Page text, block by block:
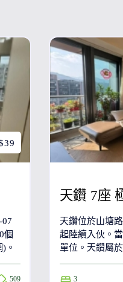
個
。
509
天鑽 7座
天鑽位於山塘
起陸續入伙。
單位。天鑽屬
3